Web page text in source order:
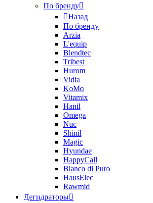
По бренду
Назад
По бренду
Arzia
L'equip
Blendtec
Tribest
Hurom
Vidia
KoMo
Vitamix
Hanil
Omega
Nuc
Shinil
Magic
Hyundae
HappyCall
Bianco di Puro
HausElec
Rawmid
Дегидраторы